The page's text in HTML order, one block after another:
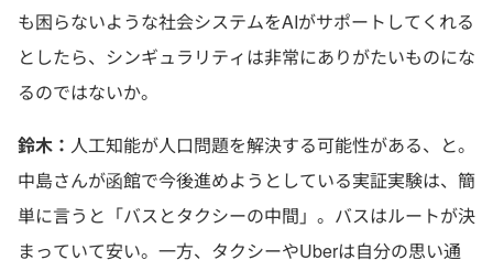
も困らないような社会システムをAIがサポートしてくれる
としたら、シンギュラリティは非常にありがたいものにな
るのではないか。
鈴木： 人工知能が人口問題を解決する可能性がある、と。
中島さんが函館で今後進めようとしている実証実験は、簡
単に言うと「バスとタクシーの中間」。バスはルートが決
まっていて安い。一方、タクシーやUberは自分の思い通